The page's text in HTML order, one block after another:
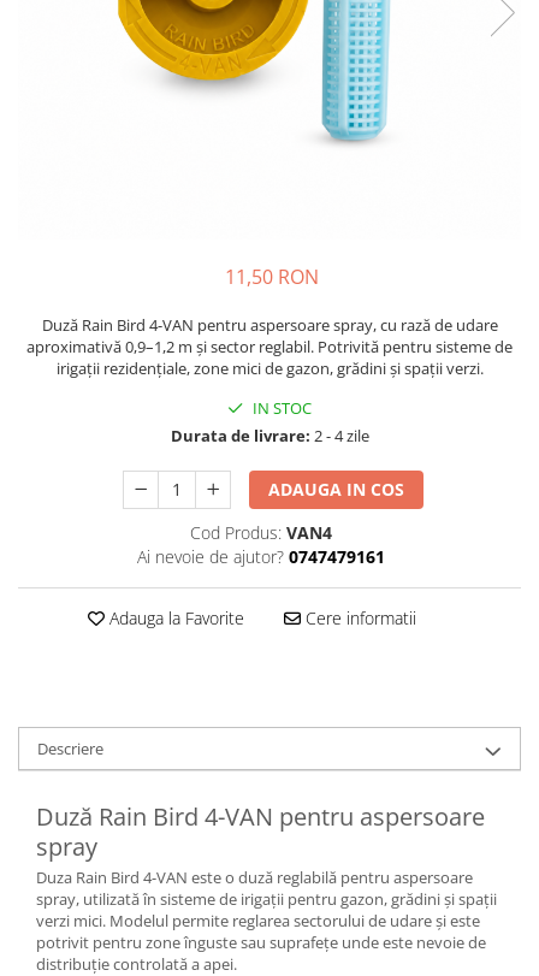
11,50 RON
Duză Rain Bird 4-VAN pentru aspersoare spray, cu rază de udare
aproximativă 0,9–1,2 m și sector reglabil. Potrivită pentru sisteme de
irigații rezidențiale, zone mici de gazon, grădini și spații verzi.
IN STOC
Durata de livrare: 2 - 4 zile
ADAUGA IN COS
Cod Produs: VAN4
Ai nevoie de ajutor? 0747479161
Adauga la Favorite Cere informatii
Descriere
Duză Rain Bird 4-VAN pentru aspersoare
spray
Duza Rain Bird 4-VAN este o duză reglabilă pentru aspersoare
spray, utilizată în sisteme de irigații pentru gazon, grădini și spații
verzi mici. Modelul permite reglarea sectorului de udare și este
potrivit pentru zone înguste sau suprafețe unde este nevoie de
distribuție controlată a apei.